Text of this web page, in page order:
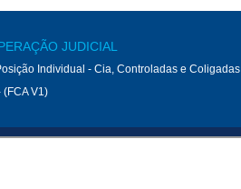
JUDICIAL
Individual - Cia, Controladas e Coligadas
V1)